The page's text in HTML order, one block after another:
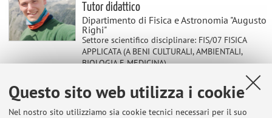
Questo sito web utilizza i cookie
Nel nostro sito utilizziamo sia cookie tecnici necessari per il suo
Tutor didattico
Dipartimento di Fisica e Astronomia "Augusto
Righi"
Settore scientifico disciplinare: FIS/07 FISICA
APPLICATA (A BENI CULTURALI, AMBIENTALI,
BIOLOGIA E MEDICINA)
Avvisi